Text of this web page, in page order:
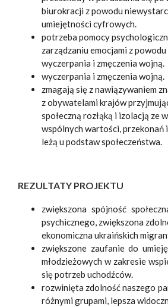
biurokracji z powodu
umiejętności cyfrowych.
potrzeba pomocy
zarządzaniu emocjami z
wyczerpania i zmęczenia wojną.
wyczerpania i zmęczenia wojną.
zmagają się z nawiązywaniem
z obywatelami krajów
społeczną rozłąką i izolacją ze
wspólnych wartości, przekonań
leżą u podstaw społeczeństwa.
REZULTATY PROJEKTU
zwiększona spójność
psychicznego, zwiększona
ekonomiczna ukraińskich
zwiększone zaufanie do
młodzieżowych w zakresie
się potrzeb uchodźców.
rozwinięta zdolność naszego
różnymi grupami, lepsza